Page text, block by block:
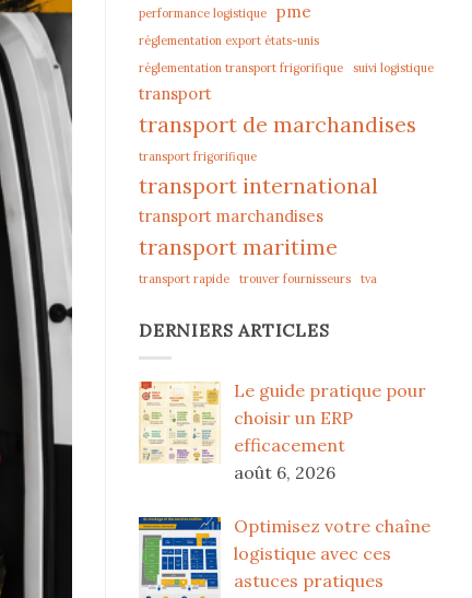
performance logistique pme
réglementation export états-unis
réglementation transport frigorifique
suivi logistique
transport
transport de marchandises
transport frigorifique
transport international
transport marchandises
transport maritime
transport rapide trouver fournisseurs tva
DERNIERS ARTICLES
Le guide pratique pour
choisir un ERP
efficacement
août 6, 2026
Optimisez votre chaîne
logistique avec ces
astuces pratiques